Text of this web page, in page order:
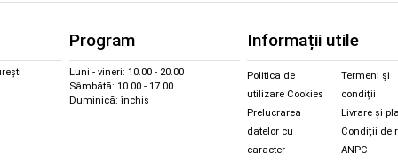
Program
Luni - vineri: 10.00 - 20.00
Sâmbătă: 10.00 - 17.00
Duminică: închis
Informații utile
Politica de
utilizare Cookies
Prelucrarea
datelor cu
caracter
Termeni și
condiții
Livrare și
Condiții de
ANPC